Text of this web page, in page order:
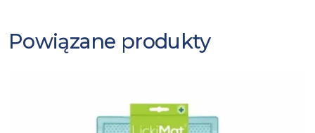
Powiązane produkty